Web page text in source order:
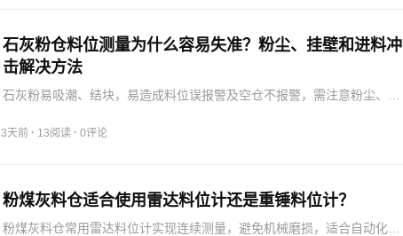
石灰粉仓料位测量为什么容易失准？粉尘、挂壁和进料冲
击解决方法
石灰粉易吸潮、结块，易造成料位误报警及空仓不报警，需注意粉尘、挂
3天前 · 13阅读 · 0评论
粉煤灰料仓适合使用雷达料位计还是重锤料位计？
粉煤灰料仓常用雷达料位计实现连续测量，避免机械磨损，适合自动化控